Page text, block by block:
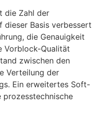
die Zahl der
dieser Basis verbessert
die Genauigkeit
Vorblock-Qualität
zwischen den
Verteilung der
Ein erweitertes Soft-